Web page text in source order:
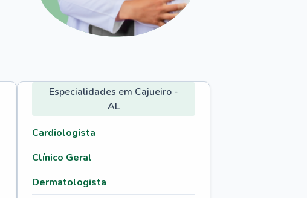
Especialidades em Cajueiro -
AL
Cardiologista
Clínico Geral
Dermatologista